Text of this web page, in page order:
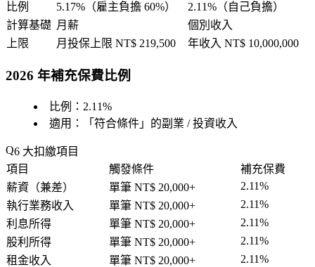
比例
5.17%（雇主負擔 60%）
2.11%（自己負擔）
計算基礎 月薪
個別收入
上限
月投保上限 NT$ 219,500 年收入 NT$ 10,000,000
2026 年補充保費比例
比例： 2.11%
適用：「 符合條件 」的副業 / 投資收入
6 大扣繳項目
項目
觸發條件
補充保費
薪資（兼差）
單筆 NT$ 20,000+
2.11%
執行業務收入
單筆 NT$ 20,000+
2.11%
利息所得
單筆 NT$ 20,000+
2.11%
股利所得
單筆 NT$ 20,000+
2.11%
租金收入
單筆 NT$ 20,000+
2.11%